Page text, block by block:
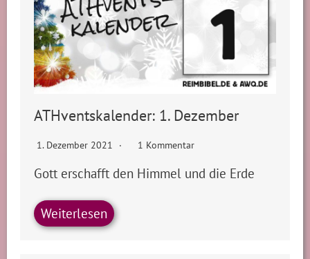
ATHventskalender: 1. Dezember
1. Dezember 2021 1 Kommentar
Gott erschafft den Himmel und die Erde
Weiterlesen